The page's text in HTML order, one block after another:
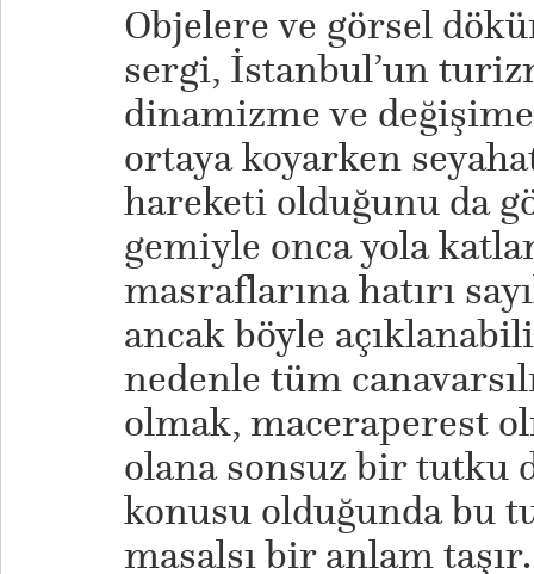
Objelere ve görsel
sergi, İstanbul’un
dinamizme ve
ortaya koyarken
hareketi olduğunu da
gemiyle onca yola
masraflarına hatırı
ancak böyle
nedenle tüm
olmak, maceraperest
olana sonsuz bir tutku
konusu olduğunda bu
masalsı bir anlam